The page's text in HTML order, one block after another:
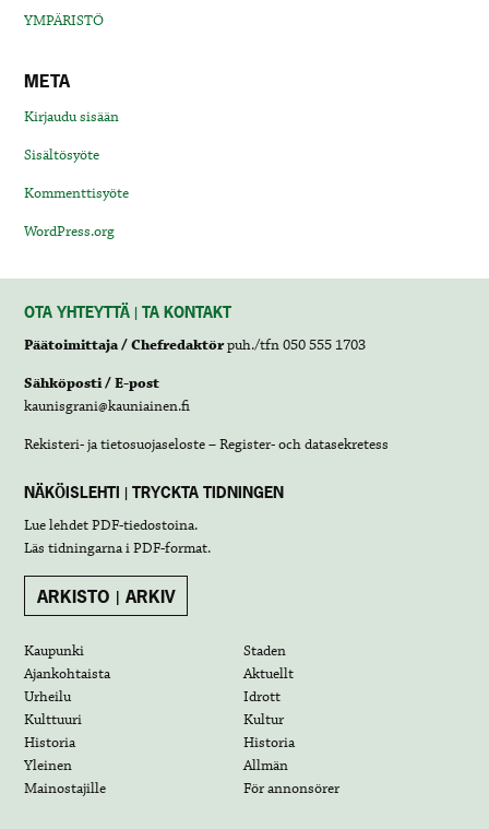
YMPÄRISTÖ
META
Kirjaudu sisään
Sisältösyöte
Kommenttisyöte
WordPress.org
OTA YHTEYTTÄ | TA KONTAKT
Päätoimittaja / Chefredaktörpuh./tfn 050 555 1703
Sähköposti / E-post
kaunisgrani@kauniainen.fi
Rekisteri- ja tietosuojaseloste – Register- och datasekretess
NÄKÖISLEHTI | TRYCKTA TIDNINGEN
Lue lehdetPDF-tiedostoina.
Läs tidningarna iPDF-format.
ARKISTO | ARKIV
Kaupunki
Staden
Ajankohtaista
Aktuellt
Urheilu
Idrott
Kulttuuri
Kultur
Historia
Historia
Yleinen
Allmän
Mainostajille
För annonsörer